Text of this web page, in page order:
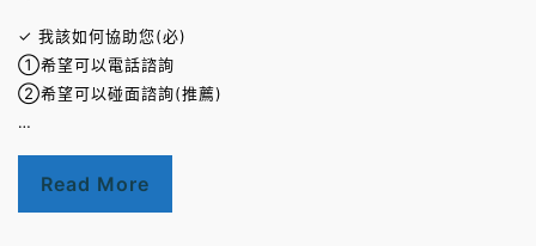
✓ 我該如何協助您(必)
①希望可以電話諮詢
②希望可以碰面諮詢(推薦)
…
Read More